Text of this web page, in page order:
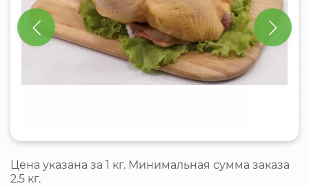
Цена указана за 1 кг. Минимальная сумма заказа
2.5 кг.